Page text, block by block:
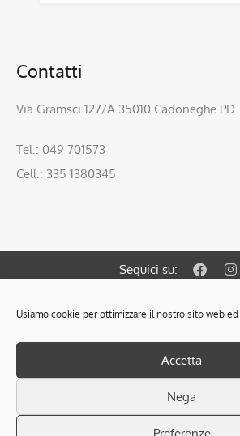
Usiamo cookie per ottimizzare il nostro sito web
Accetta
Nega
Preferenze
Contatti
Via Gramsci 127/A 35010 Cadoneghe PD
Tel.: 049 701573
Cell.: 335 1380345
Seguici su:
© 2021 OBIETTIVO CASA S.A.S. di
SCARICA L’INFORMATIVA SULLA
Cod. REA PD 378853 - RAM Soc.
Associata FIMAA (Federazione Italiana